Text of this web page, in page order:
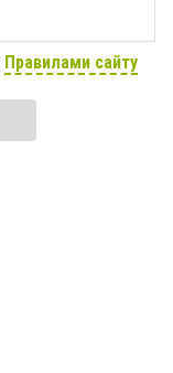
Правилами сайту